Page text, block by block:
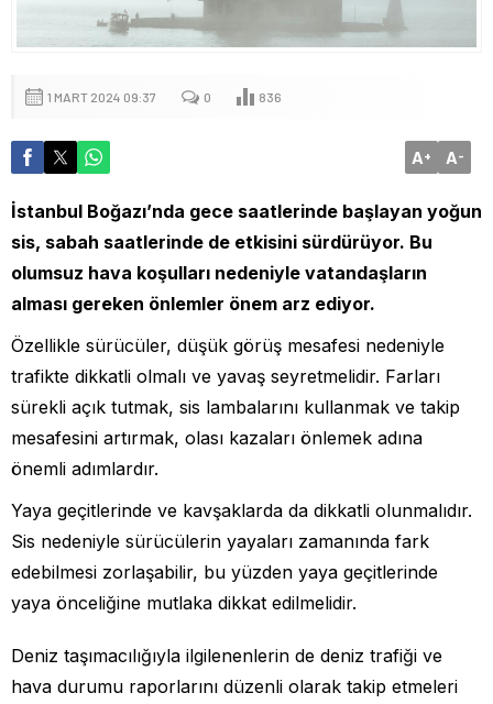
1 MART 2024 09:37 0 836
A+ A-
İstanbul Boğazı’nda gece saatlerinde başlayan yoğun
sis, sabah saatlerinde de etkisini sürdürüyor. Bu
olumsuz hava koşulları nedeniyle vatandaşların
alması gereken önlemler önem arz ediyor.
Özellikle sürücüler, düşük görüş mesafesi nedeniyle
trafikte dikkatli olmalı ve yavaş seyretmelidir. Farları
sürekli açık tutmak, sis lambalarını kullanmak ve takip
mesafesini artırmak, olası kazaları önlemek adına
önemli adımlardır.
Yaya geçitlerinde ve kavşaklarda da dikkatli olunmalıdır.
Sis nedeniyle sürücülerin yayaları zamanında fark
edebilmesi zorlaşabilir, bu yüzden yaya geçitlerinde
yaya önceliğine mutlaka dikkat edilmelidir.
Deniz taşımacılığıyla ilgilenenlerin de deniz trafiği ve
hava durumu raporlarını düzenli olarak takip etmeleri